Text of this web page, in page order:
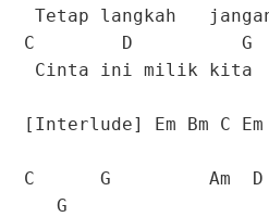
Tetap langkah
C D G
Cinta ini milik kita
[Interlude] Em Bm C Em
C G
G